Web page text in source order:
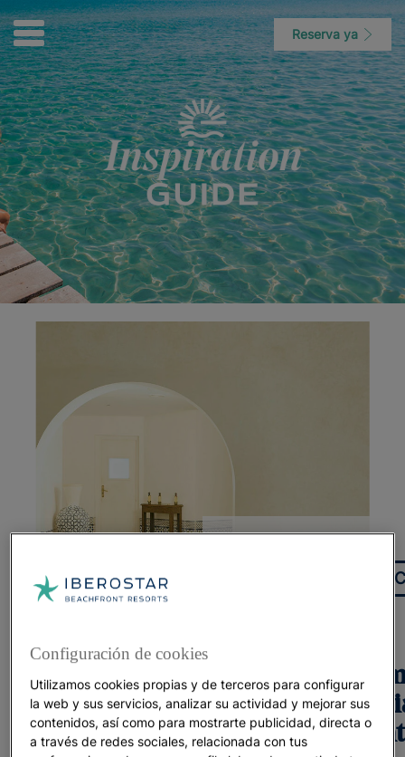
Inspiration Guide
Reserva ya
Hammam
Configuración de cookies
Utilizamos cookies propias y de terceros para configurar
la web y sus servicios, analizar su actividad y mejorar sus
contenidos, así como para mostrarte publicidad, directa o
a través de redes sociales, relacionada con tus